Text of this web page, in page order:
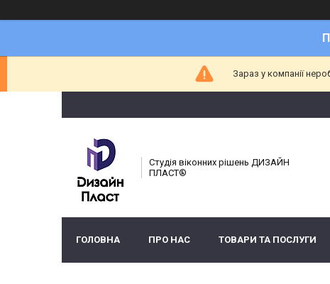
Зараз у компанії
Студія віконних рішень ДИЗАЙН
ПЛАСТ®
ГОЛОВНА ПРО НАС ТОВАРИ ТА ПОСЛУГИ